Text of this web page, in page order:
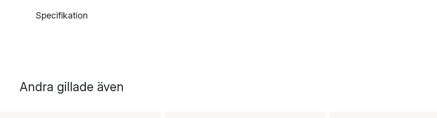
Specifikation
Andra gillade även